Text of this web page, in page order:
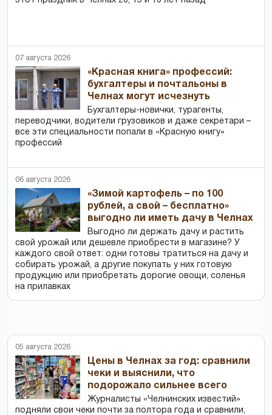
07 августа 2026
«Красная книга» профессий:
бухгалтеры и почтальоны в
Челнах могут исчезнуть
Бухгалтеры-новички, тур­агенты,
переводчики, водители грузовиков и даже секретари –
все эти специальности попали в «Красную книгу»
профессий
06 августа 2026
«Зимой картофель – по 100
рублей, а свой – бесплатно»
выгодно ли иметь дачу в Челнах
Выгодно ли держать дачу и растить
свой урожай или дешевле приобрести в магазине? У
каждого свой ответ: одни готовы тратиться на дачу и
собирать урожай, а другие покупать у них готовую
продукцию или приобретать дорогие овощи, соленья
на прилавках
05 августа 2026
Цены в Челнах за год: сравнили
чеки и выяснили, что
подорожало сильнее всего
Журналисты «Челнинских известий»
подняли свои чеки почти за полтора года и сравнили,